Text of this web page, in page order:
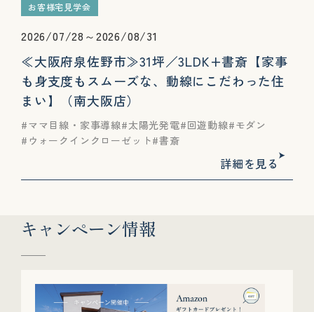
お客様宅見学会
2026/07/28～2026/08/31
≪大阪府泉佐野市≫31坪／3LDK+書斎【家事
も身支度もスムーズな、動線にこだわった住
まい】（南大阪店）
ママ目線・家事導線 太陽光発電 回遊動線 モダン
ウォークインクローゼット
書斎
詳細を見る
キャンペーン情報